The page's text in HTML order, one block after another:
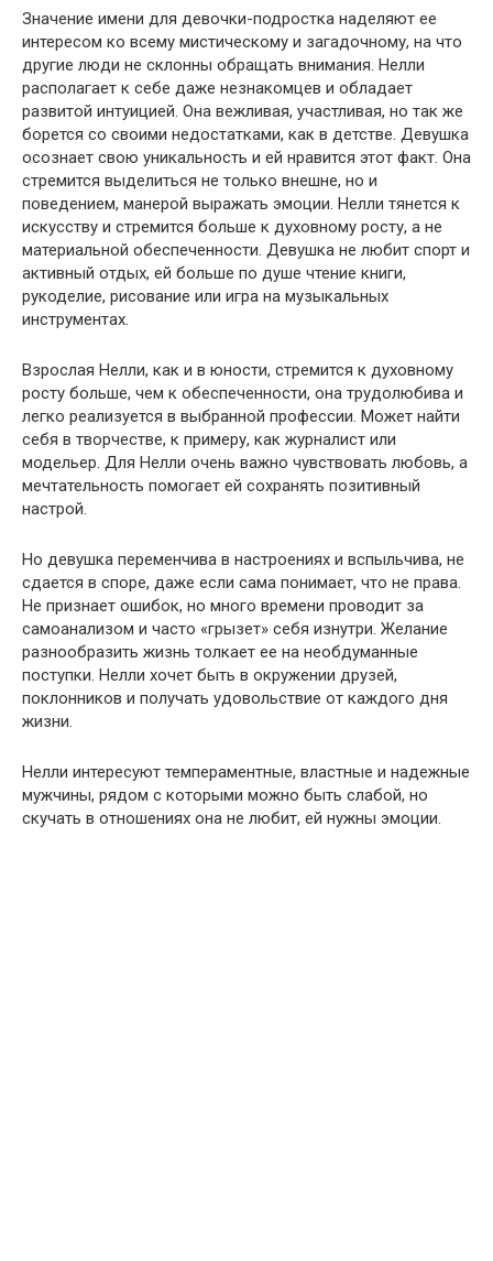
Значение имени для девочки-подростка наделяют ее
интересом ко всему мистическому и загадочному, на что
другие люди не склонны обращать внимания. Нелли
располагает к себе даже незнакомцев и обладает
развитой интуицией. Она вежливая, участливая, но так же
борется со своими недостатками, как в детстве. Девушка
осознает свою уникальность и ей нравится этот факт. Она
стремится выделиться не только внешне, но и
поведением, манерой выражать эмоции. Нелли тянется к
искусству и стремится больше к духовному росту, а не
материальной обеспеченности. Девушка не любит спорт и
активный отдых, ей больше по душе чтение книги,
рукоделие, рисование или игра на музыкальных
инструментах.
Взрослая Нелли, как и в юности, стремится к духовному
росту больше, чем к обеспеченности, она трудолюбива и
легко реализуется в выбранной профессии. Может найти
себя в творчестве, к примеру, как журналист или
модельер. Для Нелли очень важно чувствовать любовь, а
мечтательность помогает ей сохранять позитивный
настрой.
Но девушка переменчива в настроениях и вспыльчива, не
сдается в споре, даже если сама понимает, что не права.
Не признает ошибок, но много времени проводит за
самоанализом и часто «грызет» себя изнутри. Желание
разнообразить жизнь толкает ее на необдуманные
поступки. Нелли хочет быть в окружении друзей,
поклонников и получать удовольствие от каждого дня
жизни.
Нелли интересуют темпераментные, властные и надежные
мужчины, рядом с которыми можно быть слабой, но
скучать в отношениях она не любит, ей нужны эмоции.